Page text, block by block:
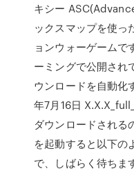
キシー
ックスマップを使っ
ョンウォーゲーム
ーミングで公開され
ウンロードを自動
年7月16日
ダウンロードされ
を起動すると以下の
で、しばらく待ちま